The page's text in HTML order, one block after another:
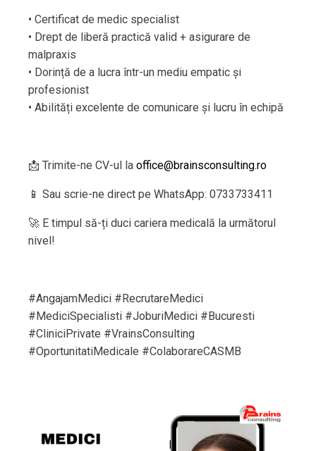
• Certificat de medic specialist
• Drept de liberă practică valid + asigurare de
malpraxis
• Dorință de a lucra într-un mediu empatic și
profesionist
• Abilități excelente de comunicare și lucru în echipă
📩 Trimite-ne CV-ul la office@brainsconsulting.ro
📱 Sau scrie-ne direct pe WhatsApp: 0733733411
🚀 E timpul să-ți duci cariera medicală la următorul
nivel!
#AngajamMedici #RecrutareMedici
#MediciSpecialisti #JoburiMedici #Bucuresti
#CliniciPrivate #VrainsConsulting
#OportunitatiMedicale #ColaborareCASMB